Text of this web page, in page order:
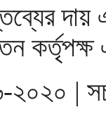
দায়
২০২০ |